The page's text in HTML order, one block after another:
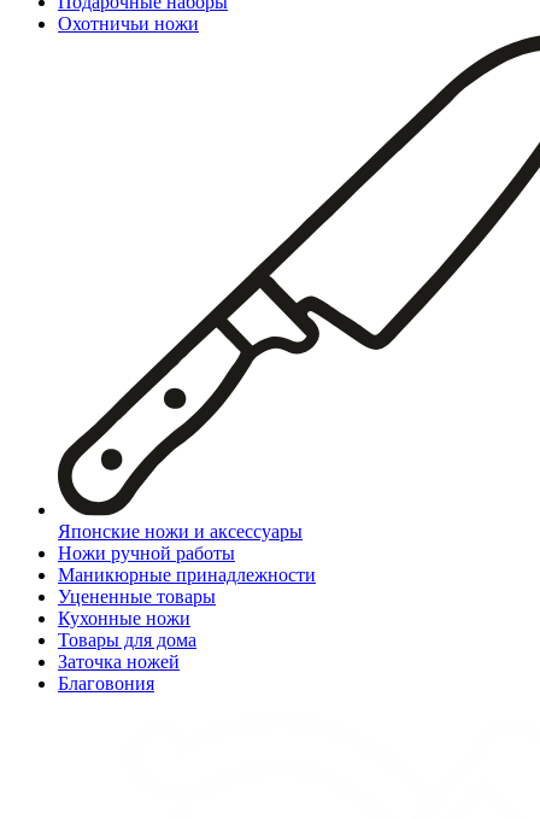
Охотничьи ножи
Японские ножи и аксессуары
Ножи ручной работы
Маникюрные принадлежности
Уцененные товары
Кухонные ножи
Товары для дома
Заточка ножей
Благовония